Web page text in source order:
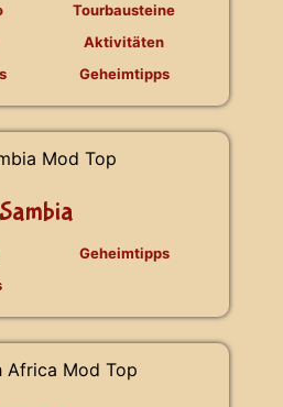
Tourbausteine
Aktivitäten
Geheimtipps
Sambia
Geheimtipps